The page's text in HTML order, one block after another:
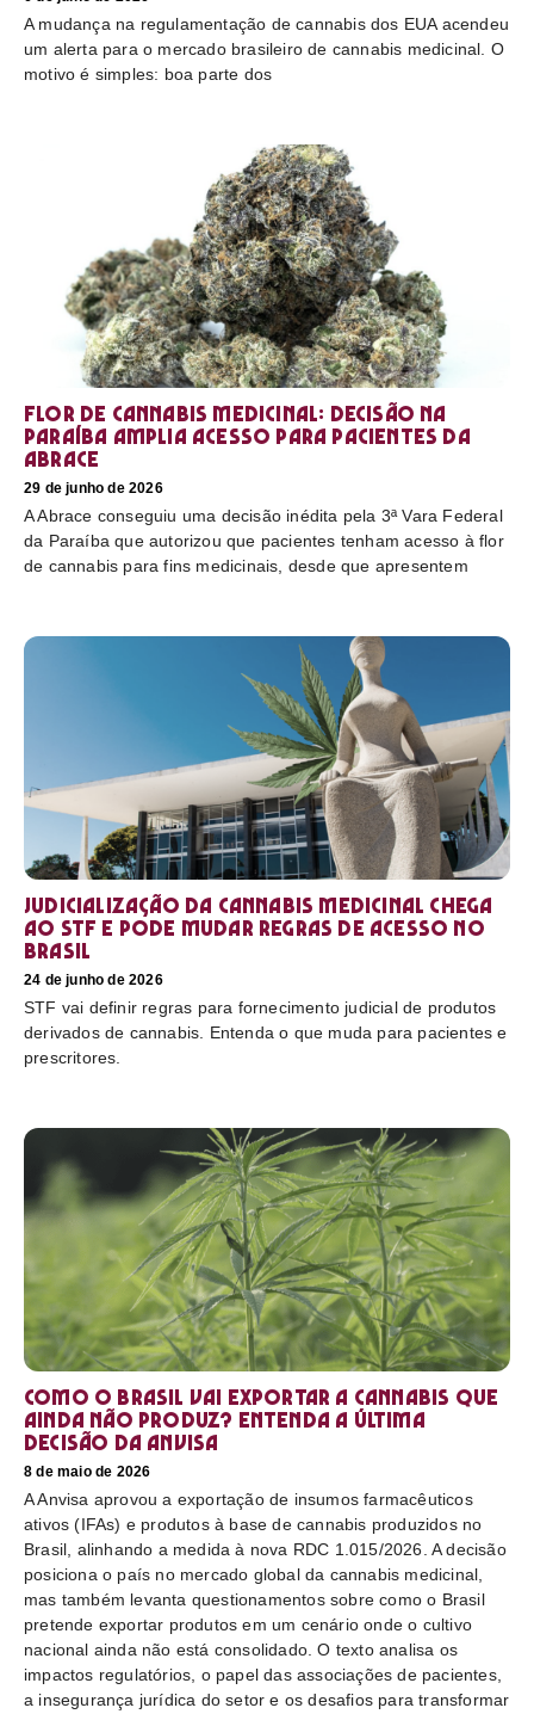
A mudança na regulamentação de cannabis dos EUA acendeu
um alerta para o mercado brasileiro de cannabis medicinal. O
motivo é simples: boa parte dos
Flor de cannabis medicinal: decisão na
Paraíba amplia acesso para pacientes da
Abrace
29 de junho de 2026
A Abrace conseguiu uma decisão inédita pela 3ª Vara Federal
da Paraíba que autorizou que pacientes tenham acesso à flor
de cannabis para fins medicinais, desde que apresentem
Judicialização da cannabis medicinal chega
ao STF e pode mudar regras de acesso no
Brasil
24 de junho de 2026
STF vai definir regras para fornecimento judicial de produtos
derivados de cannabis. Entenda o que muda para pacientes e
prescritores.
Como o Brasil vai exportar a cannabis que
ainda não produz? Entenda a última
decisão da Anvisa
8 de maio de 2026
A Anvisa aprovou a exportação de insumos farmacêuticos
ativos (IFAs) e produtos à base de cannabis produzidos no
Brasil, alinhando a medida à nova RDC 1.015/2026. A decisão
posiciona o país no mercado global da cannabis medicinal,
mas também levanta questionamentos sobre como o Brasil
pretende exportar produtos em um cenário onde o cultivo
nacional ainda não está consolidado. O texto analisa os
impactos regulatórios, o papel das associações de pacientes,
a insegurança jurídica do setor e os desafios para transformar